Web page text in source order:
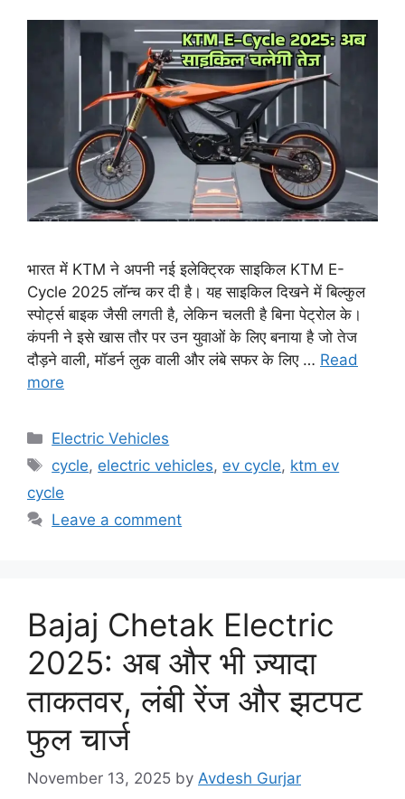
भारत में KTM ने अपनी नई इलेक्ट्रिक साइकिल KTM E-
Cycle 2025 लॉन्च कर दी है। यह साइकिल दिखने में बिल्कुल
स्पोर्ट्स बाइक जैसी लगती है, लेकिन चलती है बिना पेट्रोल के।
कंपनी ने इसे खास तौर पर उन युवाओं के लिए बनाया है जो तेज
दौड़ने वाली, मॉडर्न लुक वाली और लंबे सफर के लिए … Read
more
Categories
Electric Vehicles
Tags
cycle, electric vehicles, ev cycle, ktm ev
cycle
Leave a comment
Bajaj Chetak Electric
2025: अब और भी ज़्यादा
ताकतवर, लंबी रेंज और झटपट
फुल चार्ज
November 13, 2025 by Avdesh Gurjar